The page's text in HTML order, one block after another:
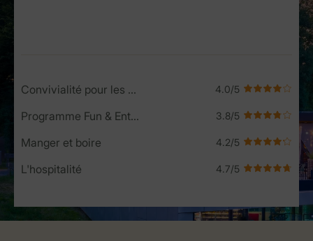
Service Rating from our guests
Convivialité pour les enfants
Programme Fun & Entertainment
Manger et boire
L'hospitalité